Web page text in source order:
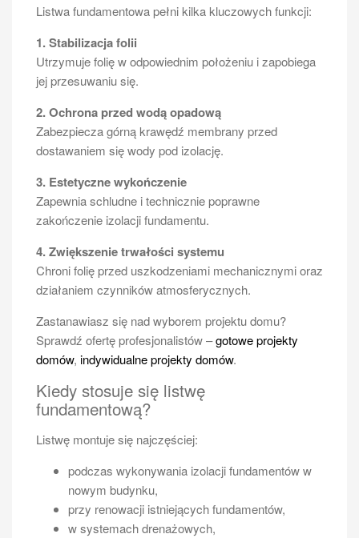
Listwa fundamentowa pełni kilka kluczowych funkcji:
1. Stabilizacja folii
Utrzymuje folię w odpowiednim położeniu i zapobiega
jej przesuwaniu się.
2. Ochrona przed wodą opadową
Zabezpiecza górną krawędź membrany przed
dostawaniem się wody pod izolację.
3. Estetyczne wykończenie
Zapewnia schludne i technicznie poprawne
zakończenie izolacji fundamentu.
4. Zwiększenie trwałości systemu
Chroni folię przed uszkodzeniami mechanicznymi oraz
działaniem czynników atmosferycznych.
Zastanawiasz się nad wyborem projektu domu?
Sprawdź ofertę profesjonalistów –gotowe projekty
domów, indywidualne projekty domów.
Kiedy stosuje się listwę
fundamentową?
Listwę montuje się najczęściej:
podczas wykonywania izolacji fundamentów w
nowym budynku,
przy renowacji istniejących fundamentów,
w systemach drenażowych,